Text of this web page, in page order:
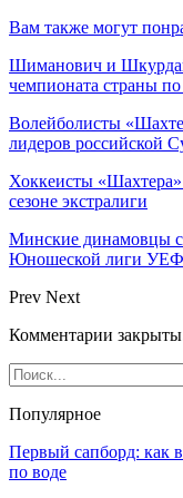
Вам также могут
Шиманович и
чемпионата страны
Волейболисты
лидеров российской
Хоккеисты
сезоне экстралиги
Минские динамовцы
Юношеской лиги
Prev Next
Комментарии
Популярное
Первый сапборд: как
по воде